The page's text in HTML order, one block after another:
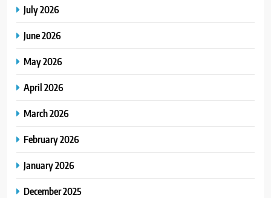
July 2026
June 2026
May 2026
April 2026
March 2026
February 2026
January 2026
December 2025